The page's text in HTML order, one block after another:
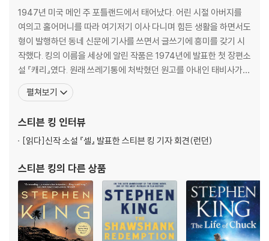
1947년 미국 메인 주 포틀랜드에서 태어났다. 어린 시절 아버지를
여의고 홀어머니를 따라 여기저기 이사 다니며 힘든 생활을 하면서도
형이 발행하던 동네 신문에 기사를 쓰면서 글쓰기에 흥미를 갖기 시
작했다. 킹의 이름을 세상에 알린 작품은 1974년에 발표한 첫 장편소
설 『캐리』였다. 원래 쓰레기통에 처박혔던 원고를 아내인 태비사가
설득하여 고쳐 쓴 이 작품으로 킹은 작가로서 경력을 쌓기 시작했고,
이후 30여 년간 500여 편의 작품을 발표하여 모든 책이 전 세계적인
작품들은 지금까지 33개 언어로 번역되
펼쳐보기
스티븐 킹 인터뷰
[읽다]신작 소설 『셀』 발표한 스티븐 킹 기자 회견(런던)
스티븐 킹의 다른 상품